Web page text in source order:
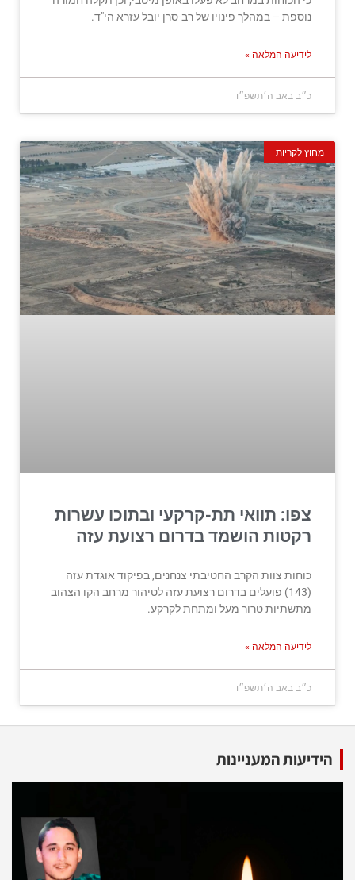
נוספת – במהלך פינויו של רב-סרן יובל עזרא הי"ד.
לידיעה המלאה »
כ״ב באב ה׳תשפ״ו
מחוץ לקריות
צפו: תוואי תת-קרקעי ובתוכו עשרות
רקטות הושמד בדרום רצועת עזה
כוחות צוות הקרב החטיבתי צנחנים, בפיקוד אוגדת עזה
(143) פועלים בדרום רצועת עזה לטיהור מרחב הקו הצהוב
מתשתיות טרור מעל ומתחת לקרקע.
לידיעה המלאה »
כ״ב באב ה׳תשפ״ו
הידיעות המעניינות